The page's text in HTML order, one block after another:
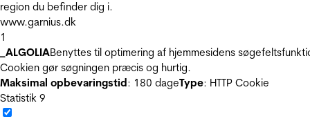
region du befinder dig i.
www.garnius.dk
1
_ALGOLIABenyttes til optimering af hjemmesidens
Cookien gør søgningen præcis og hurtig.
Maksimal opbevaringstid: 180 dageType: HTTP Cookie
Statistik 9